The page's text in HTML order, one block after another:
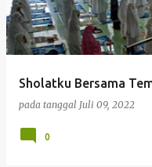
Sholatku Bersama
pada tanggal Juli 09, 2022
0